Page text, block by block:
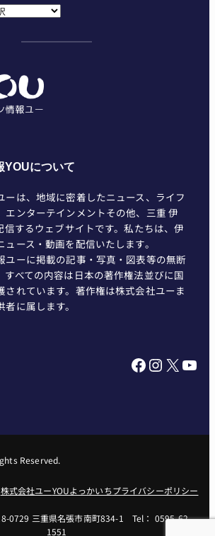
YOUについて
ーは、地域に密着したニュース、ライフ
エンターテインメントその他、三重 伊
するウェブサイトです。私たちは、伊
ース・動画を配信いたします。
ーに掲載の記事・写真・図表等の無断
すべての内容は日本の著作権法並びに国
されています。著作権は株式会社ユーま
に属します。
Facebook InstagramX YouTube
Reserved.
株式会社ユーYOUよっかいちプライバシーポリシー
0729 三重県名張市南町834-1 Tel： 0595-62-
1551